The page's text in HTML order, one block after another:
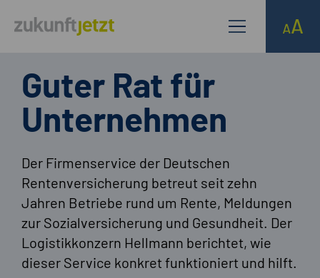
Guter Rat für
Unternehmen
Der Firmenservice der Deutschen
Rentenversicherung betreut seit zehn
Jahren Betriebe rund um Rente, Meldungen
zur Sozialversicherung und Gesundheit. Der
Logistikkonzern Hellmann berichtet, wie
dieser Service konkret funktioniert und hilft.